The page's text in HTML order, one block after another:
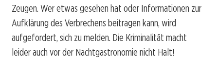
Zeugen. Wer etwas gesehen hat oder Informationen zur
Aufklärung des Verbrechens beitragen kann, wird
aufgefordert, sich zu melden. Die Kriminalität macht
leider auch vor der Nachtgastronomie nicht Halt!